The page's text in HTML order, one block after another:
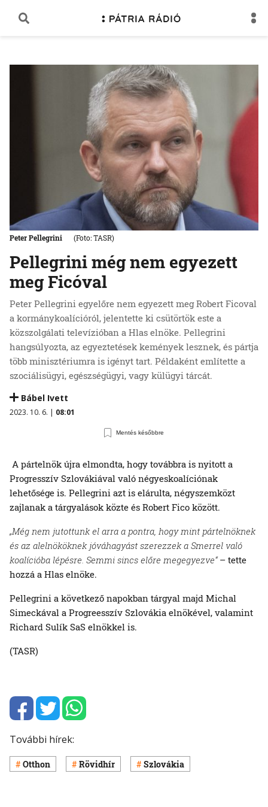
Pellegrini még nem egyezett
meg Ficóval
Peter Pellegrini egyelőre nem egyezett meg Robert Ficoval
a kormánykoalícióról, jelentette ki csütörtök este a
közszolgálati televízióban a Hlas elnöke. Pellegrini
hangsúlyozta, az egyeztetések kemények lesznek, és pártja
több minisztériumra is igényt tart. Példaként említette a
szociálisügyi, egészségügyi, vagy külügyi tárcát.
Bábel Ivett
2023. 10. 6. | 08:01
Mentés későbbre
Peter Pellegrini (Foto: TASR)
A pártelnök újra elmondta, hogy továbbra is nyitott a
Progresszív Szlovákiával való négyeskoalíciónak
lehetősége is. Pellegrini azt is elárulta, négyszemközt
zajlanak a tárgyalások közte és Robert Fico között.
„Még nem jutottunk el arra a pontra, hogy mint pártelnöknek
és az alelnököknek jóváhagyást szerezzek a Smerrel való
koalícióba lépésre. Semmi sincs előre megegyezve“– tette
hozzá a Hlas elnöke.
Pellegrini a következő napokban tárgyal majd Michal
Simeckával a Progreesszív Szlovákia elnökével, valamint
Richard Sulík SaS elnökkel is.
(TASR)
További hírek:
Otthon Rövidhír Szlovákia